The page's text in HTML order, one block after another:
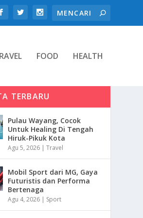
FOOD HEALTH
TERBARU
Pulau Wayang, Cocok
Untuk Healing Di Tengah
Hiruk-Pikuk Kota
Agu 5, 2026 |Travel
Mobil Sport dari MG, Gaya
Futuristis dan Performa
Bertenaga
Agu 4, 2026 | Sport